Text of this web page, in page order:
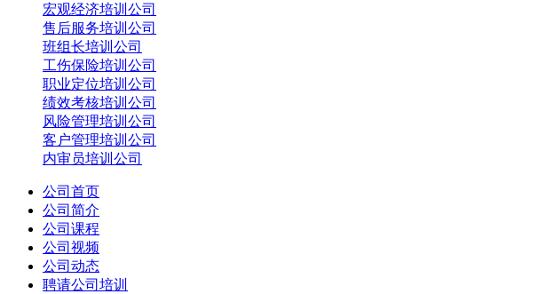
宏观经济培训公司
售后服务培训公司
班组长培训公司
工伤保险培训公司
职业定位培训公司
绩效考核培训公司
风险管理培训公司
客户管理培训公司
内审员培训公司
公司首页
公司简介
公司课程
公司视频
公司动态
聘请公司培训